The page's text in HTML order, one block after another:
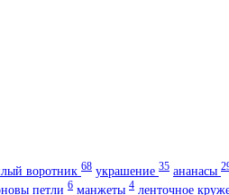
воротник 68 украшение 35 ананасы
петли 6 манжеты 4 ленточное